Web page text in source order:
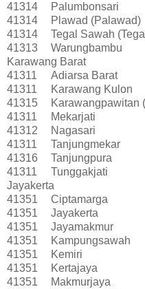
41314
Palumbonsari
41314
Plawad (Palawad)
41314
Tegal Sawah
41313
Warungbambu
Karawang Barat
41311
Adiarsa Barat
41311
Karawang Kulon
41315
Karawangpawitan
41311
Mekarjati
41312
Nagasari
41311
Tanjungmekar
41316
Tanjungpura
41311
Tunggakjati
Jayakerta
41351
Ciptamarga
41351
Jayakerta
41351
Jayamakmur
41351
Kampungsawah
41351
Kemiri
41351
Kertajaya
41351
Makmurjaya